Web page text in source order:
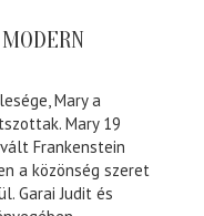
Mary a
Mary 19
Frankenstein
a közönség szeret
Garai Judit és